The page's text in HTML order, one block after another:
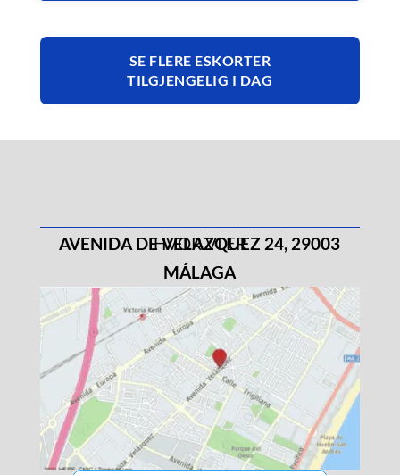
SE FLERE ESKORTER
TILGJENGELIG I DAG
HVOR VI ER
AVENIDA DE VELAZQUEZ 24, 29003
MÁLAGA